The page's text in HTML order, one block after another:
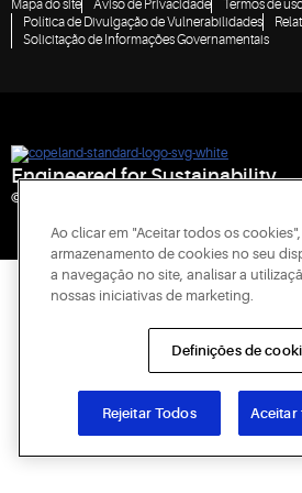
Mapa do site Aviso de Privacidade Termos de
Política de Divulgação de Vulnerabilidades
Solicitação de Informações Governamentais
Engineered for Sustainability
© 2026 Copeland LP. Todos os direitos
Ao clicar em "Aceitar todos os
armazenamento de cookies no seu
a navegação no site, analisar a
nossas iniciativas de marketing.
Definições de
Rejeitar Todos Aceitar